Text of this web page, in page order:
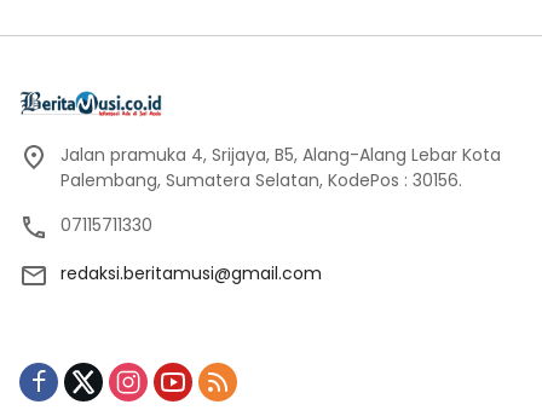
Jalan pramuka 4, Srijaya, B5, Alang-Alang Lebar Kota
Palembang, Sumatera Selatan, KodePos : 30156.
07115711330
redaksi.beritamusi@gmail.com